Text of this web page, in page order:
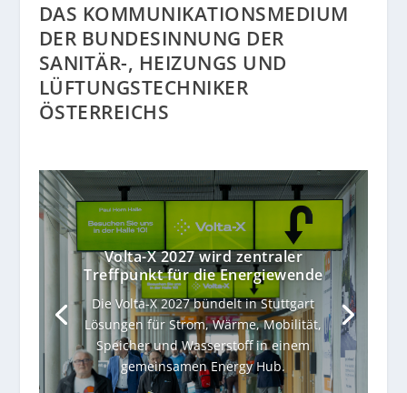
DAS KOMMUNIKATIONSMEDIUM
DER BUNDESINNUNG DER
SANITÄR-, HEIZUNGS UND
LÜFTUNGSTECHNIKER
ÖSTERREICHS
Volta-X 2027 wird zentraler
Treffpunkt für die Energiewende
Die Volta-X 2027 bündelt in Stuttgart
Lösungen für Strom, Wärme, Mobilität,
Speicher und Wasserstoff in einem
gemeinsamen Energy Hub.